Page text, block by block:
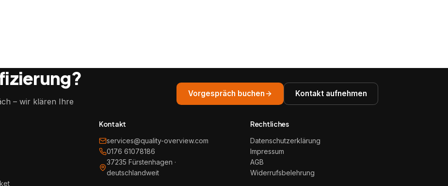
– wir klären Ihre
Vorgespräch buchen Kontakt aufnehmen
Kontakt
services@quality-overview.com
0176 61078186
37235 Fürstenhagen ·
deutschlandweit
Rechtliches
Datenschutzerklärung
Impressum
AGB
Widerrufsbelehrung